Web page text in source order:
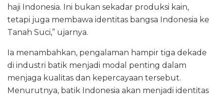
haji Indonesia. Ini bukan sekadar produksi kain,
tetapi juga membawa identitas bangsa Indonesia ke
Tanah Suci,” ujarnya.
Ia menambahkan, pengalaman hampir tiga dekade
di industri batik menjadi modal penting dalam
menjaga kualitas dan kepercayaan tersebut.
Menurutnya, batik Indonesia akan menjadi identitas